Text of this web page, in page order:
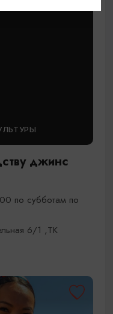
джинс
по субботам по
6/1 ,ТК